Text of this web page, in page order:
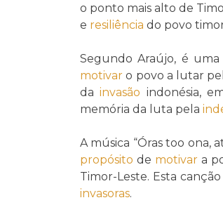
o ponto mais alto de
e resiliência do povo
Segundo Araújo, é uma
motivar o povo a lutar
dainvasão indonésia,
memória da luta pela
A música “Óras too ona,
propósito de motivara
Timor-Leste. Esta
invasoras.